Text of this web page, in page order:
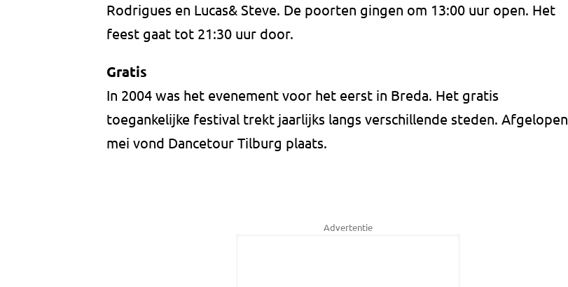
Rodrigues en Lucas& Steve. De poorten gingen om 13:00 uur open. Het
feest gaat tot 21:30 uur door.
Gratis
In 2004 was het evenement voor het eerst in Breda. Het gratis
toegankelijke festival trekt jaarlijks langs verschillende steden. Afgelopen
mei vond Dancetour Tilburg plaats.
Advertentie